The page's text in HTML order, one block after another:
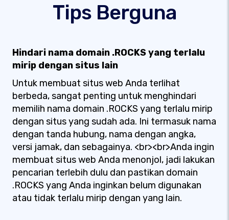
Tips Berguna
Hindari nama domain .ROCKS yang terlalu
mirip dengan situs lain
Untuk membuat situs web Anda terlihat
berbeda, sangat penting untuk menghindari
memilih nama domain .ROCKS yang terlalu mirip
dengan situs yang sudah ada. Ini termasuk nama
dengan tanda hubung, nama dengan angka,
versi jamak, dan sebagainya. <br><br>Anda ingin
membuat situs web Anda menonjol, jadi lakukan
pencarian terlebih dulu dan pastikan domain
.ROCKS yang Anda inginkan belum digunakan
atau tidak terlalu mirip dengan yang lain.